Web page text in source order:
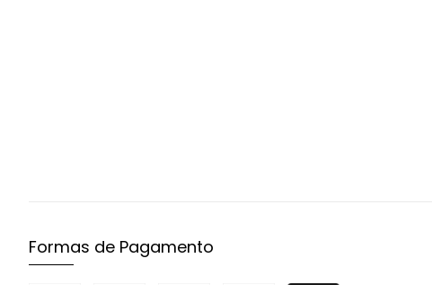
Formas de Pagamento